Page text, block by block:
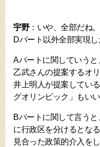
宇野：いや、全部だね
Dパート以外全部実現し
Aパートに関していう
乙武さんの提案するオ
井上明人が提案してい
グオリンピック」もい
Bパートに関して言う
に行政区を分けるとな
見合った政策的介入を